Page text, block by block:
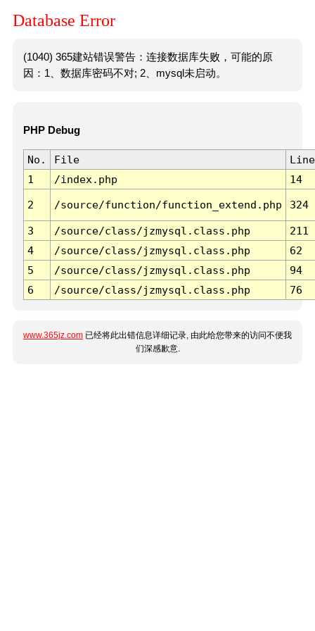
Database Error
(1040) 365建站错误警告：连接数据库失败，可能的原
因：1、数据库密码不对; 2、mysql未启动。
PHP Debug
No. File
Line
1
/index.php 14
2 /source/function/function_extend.php 324
3 /source/class/jzmysql.class.php
211
4
/source/class/jzmysql.class.php
62
5
/source/class/jzmysql.class.php
94
6
/source/class/jzmysql.class.php 76
www.365jz.com 已经将此出错信息详细记录, 由此给您带来的访问不便我
们深感歉意.